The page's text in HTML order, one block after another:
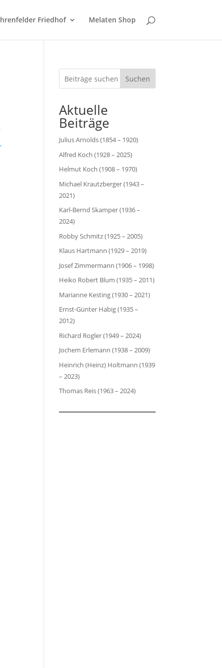
Friedhof Melaten Shop
Suchen
Aktuelle
Beiträge
Julius Arnolds (1854 – 1920)
Alfred Koch (1928 – 2025)
Helmut Koch (1908 – 1970)
Michael Krautzberger (1943 –
2021)
Karl-Bernd Skamper (1936 –
2024)
Robby Schmitz (1925 – 2005)
Klaus Hartmann (1929 – 2019)
Josef Zimmermann (1906 – 1998)
Heiko Robert Blum (1935 – 2011)
Marianne Kesting (1930 – 2021)
Ernst-Günter Habig (1935 –
2012)
Richard Rogler (1949 – 2024)
Jochem Erlemann (1938 – 2009)
Heinrich (Heinz) Holtmann (1939
– 2023)
Thomas Reis (1963 – 2024)